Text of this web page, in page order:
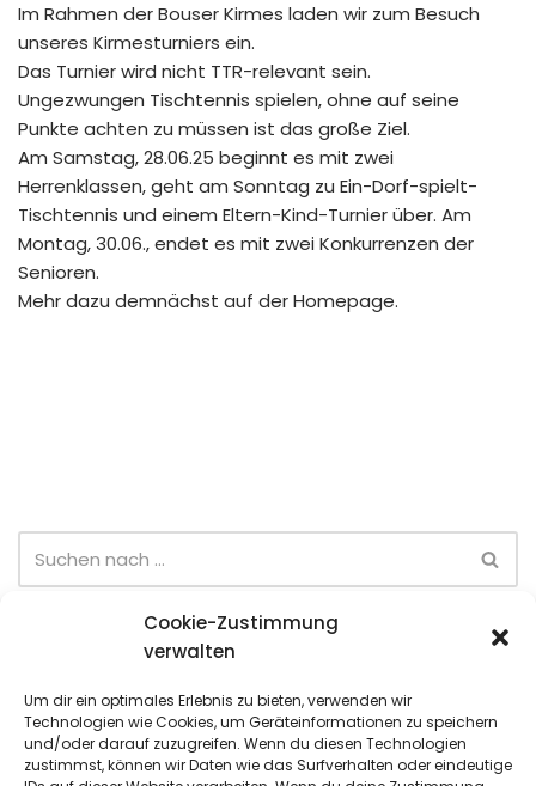
Cookie-Zustimmung
verwalten
Um dir ein optimales Erlebnis zu bieten, verwenden wir
Technologien wie Cookies, um Geräteinformationen zu speichern
und/oder darauf zuzugreifen. Wenn du diesen Technologien
zustimmst, können wir Daten wie das Surfverhalten oder eindeutige
Im Rahmen der Bouser Kirmes laden wir zum Besuch
unseres Kirmesturniers ein.
Das Turnier wird nicht TTR-relevant sein.
Ungezwungen Tischtennis spielen, ohne auf seine
Punkte achten zu müssen ist das große Ziel.
Am Samstag, 28.06.25 beginnt es mit zwei
Herrenklassen, geht am Sonntag zu Ein-Dorf-spielt-
Tischtennis und einem Eltern-Kind-Turnier über. Am
Montag, 30.06., endet es mit zwei Konkurrenzen der
Senioren.
Mehr dazu demnächst auf der Homepage.
Neueste Beiträge
Eltern-Kind-Turnier (28.06)
Sommer-Team-Cup (6. Spieltag)
Sommer-Team-Cup (5. Spieltag)